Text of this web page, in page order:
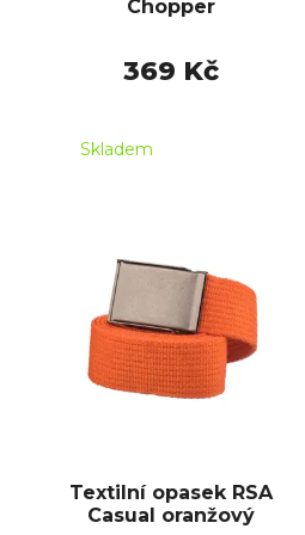
Chopper
369 Kč
Skladem
Textilní opasek RSA
Casual oranžový